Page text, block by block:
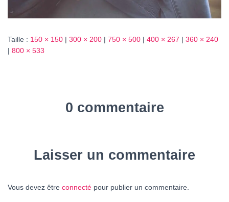
Taille : 150 × 150 | 300 × 200 | 750 × 500 | 400 × 267 | 360 × 240
| 800 × 533
0 commentaire
Laisser un commentaire
Vous devez être connecté pour publier un commentaire.